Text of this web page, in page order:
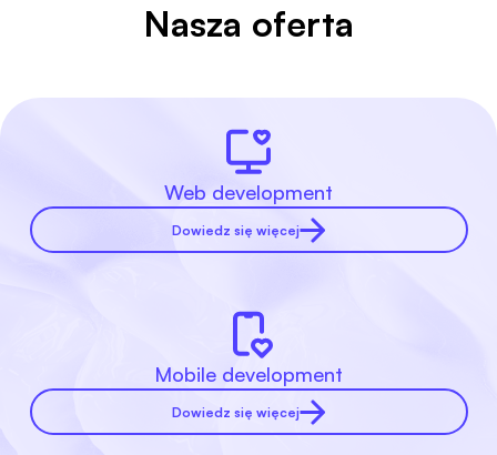
Nasza oferta
Web development
Dowiedz się więcej
Mobile development
Dowiedz się więcej